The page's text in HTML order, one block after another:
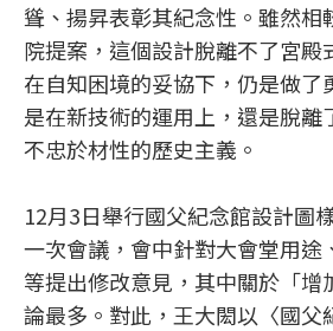
聳、揚昇表彰其紀念性。雖然相
院提案，這個設計脫離不了宮殿
在自知困境的妥協下，仍是做了
是在新技術的運用上，還是脫離
不忠於材性的歷史主義。
12月3日舉行國父紀念館設計圖
一次會議，會中針對大會堂用途
等提出修改意見，其中關於「增
論最多。對此，王大閎以〈國父